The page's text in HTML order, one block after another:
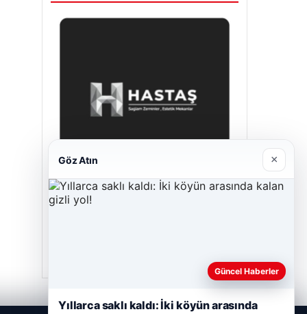
Prenses Night Club
Göz Atın ×
Güncel Haberler
Yıllarca saklı kaldı: İki köyün arasında